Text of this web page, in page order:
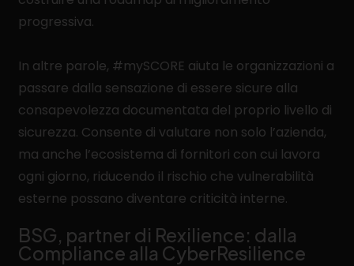
progressiva.
In altre parole, #mySCORE aiuta le organizzazioni a
passare dalla sensazione di essere sicure alla
consapevolezza documentata del proprio livello di
sicurezza. Consente di valutare non solo l’azienda,
ma anche l’ecosistema di fornitori con cui lavora
ogni giorno, riducendo il rischio che vulnerabilità
esterne possano diventare criticità interne.
BSG, partner di Rexilience: dalla
Compliance alla CyberResilience